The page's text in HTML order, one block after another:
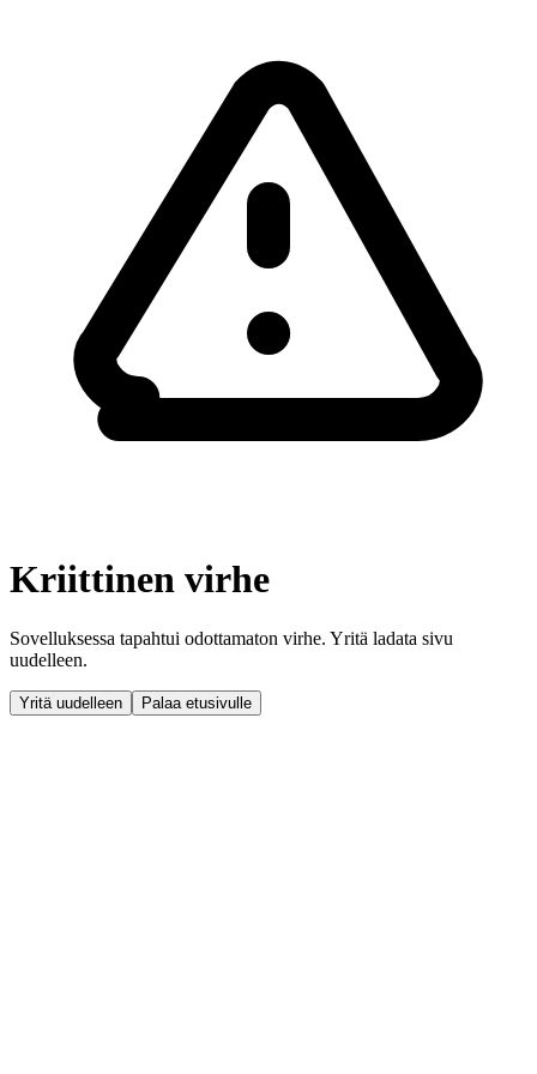
Kriittinen virhe
Sovelluksessa tapahtui odottamaton virhe. Yritä ladata sivu
uudelleen.
Yritä uudelleen Palaa etusivulle